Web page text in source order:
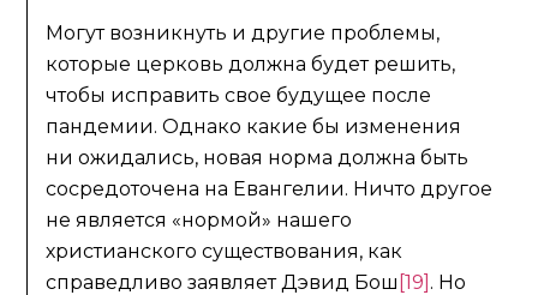
Могут возникнуть и другие проблемы,
которые церковь должна будет решить,
чтобы исправить свое будущее после
пандемии. Однако какие бы изменения
ни ожидались, новая норма должна быть
сосредоточена на Евангелии. Ничто другое
не является «нормой» нашего
христианского существования, как
справедливо заявляет Дэвид Бош [19] . Но